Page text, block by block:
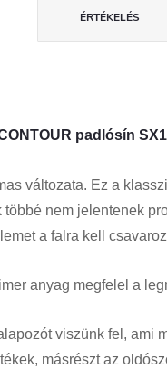
ÉRTÉKELÉS
padlósín
változata. Ez a
többé nem jelentenek
a falra kell
anyag megfelel a
viszünk fel, ami
másrészt az